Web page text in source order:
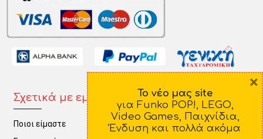
Σχετικά με εμάς
Ποιοι είμαστε
Πληροφορίες
Τρόποι Πληρωμής
Το νέο μας site
για Funko POP!, LEGO,
Video Games, Παιχνίδια,
Ένδυση και πολλά ακόμα
×